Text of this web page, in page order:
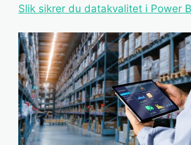
Slik sikrer du datakvalitet i Power